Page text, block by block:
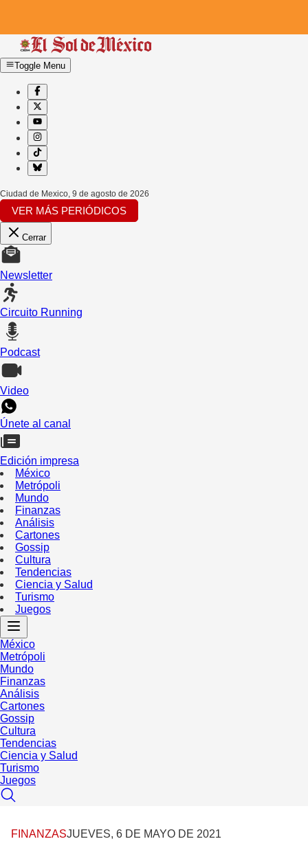
Toggle Menu
Ciudad de Mexico, 9 de agosto de 2026
VER MÁS PERIÓDICOS
Cerrar
Newsletter
Circuito Running
Podcast
Video
Únete al canal
Edición impresa
México
Metrópoli
Mundo
Finanzas
Análisis
Cartones
Gossip
Cultura
Tendencias
Ciencia y Salud
Turismo
Juegos
México
Metrópoli
Mundo
Finanzas
Análisis
Cartones
Gossip
Cultura
Tendencias
Ciencia y Salud
Turismo
Juegos
FINANZASJUEVES, 6 DE MAYO DE 2021